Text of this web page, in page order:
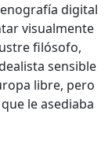
digital
visualmente
filósofo,
sensible
libre, pero
le asediaba